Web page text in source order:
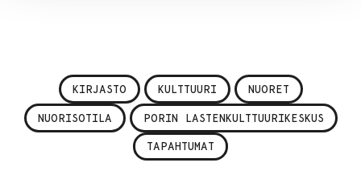
KIRJASTO KULTTUURI NUORET
NUORISOTILA PORIN LASTENKULTTUURIKESKUS
TAPAHTUMAT